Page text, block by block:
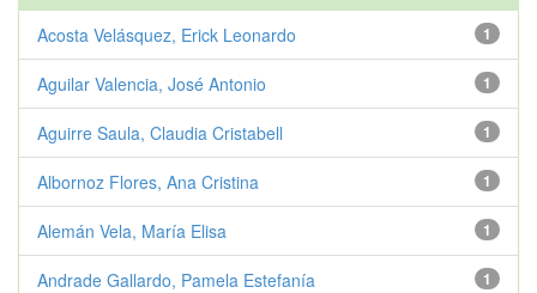
1
Acosta Velásquez, Erick Leonardo
1
Aguilar Valencia, José Antonio
1
Aguirre Saula, Claudia Cristabell
1
Albornoz Flores, Ana Cristina
1
Alemán Vela, María Elisa
1
Andrade Gallardo, Pamela Estefanía